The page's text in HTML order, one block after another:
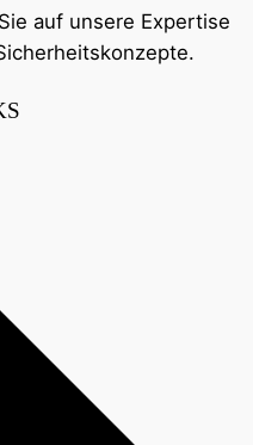
auf unsere Expertise